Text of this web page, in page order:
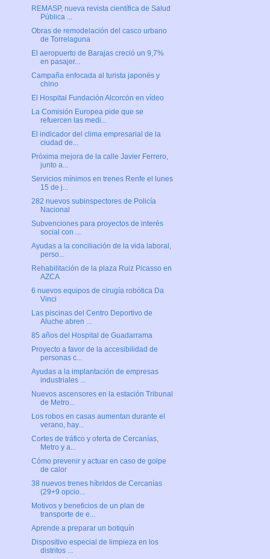
REMASP, nueva revista científica de Salud
Pública ...
Obras de remodelación del casco urbano
de Torrelaguna
El aeropuerto de Barajas creció un 9,7%
en pasajer...
Campaña enfocada al turista japonés y
chino
El Hospital Fundación Alcorcón en vídeo
La Comisión Europea pide que se
refuercen las medi...
El indicador del clima empresarial de la
ciudad de...
Próxima mejora de la calle Javier Ferrero,
junto a...
Servicios mínimos en trenes Renfe el lunes
15 de j...
282 nuevos subinspectores de Policía
Nacional
Subvenciones para proyectos de interés
social con ...
Ayudas a la conciliación de la vida laboral,
perso...
Rehabilitación de la plaza Ruiz Picasso en
AZCA
6 nuevos equipos de cirugía robótica Da
Vinci
Las piscinas del Centro Deportivo de
Aluche abren ...
85 años del Hospital de Guadarrama
Proyecto a favor de la accesibilidad de
personas c...
Ayudas a la implantación de empresas
industriales ...
Nuevos ascensores en la estación Tribunal
de Metro...
Los robos en casas aumentan durante el
verano, hay...
Cortes de tráfico y oferta de Cercanías,
Metro y a...
Cómo prevenir y actuar en caso de golpe
de calor
38 nuevos trenes híbridos de Cercanías
(29+9 opcio...
Motivos y beneficios de un plan de
transporte de e...
Aprende a preparar un botiquín
Dispositivo especial de limpieza en los
distritos ...